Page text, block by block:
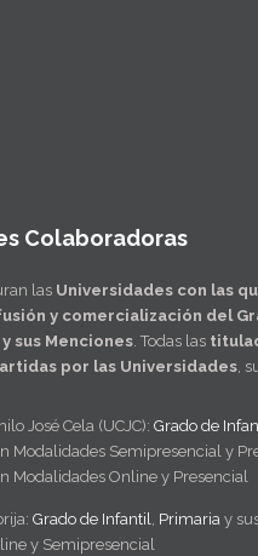
Colaboradoras
las Universidades con las
y comercialización del
sus Menciones. Todas las
por las Universidades,
José Cela (UCJC): Grado de
Modalidades Semipresencial y
Modalidades Online y Presencial
Grado de Infantil, Primariay
y Semipresencial